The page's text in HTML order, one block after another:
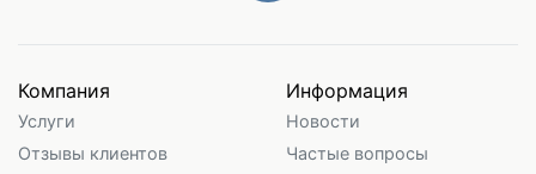
Компания
Услуги
Отзывы клиентов
Информация
Новости
Частые вопросы